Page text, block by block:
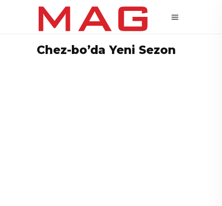
Chez-bo’da Yeni Sezon